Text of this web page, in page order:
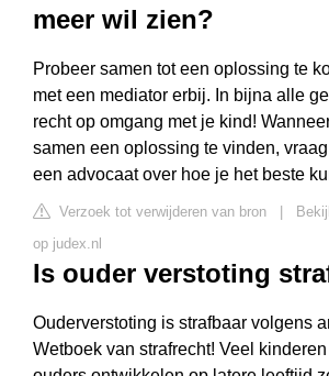
meer wil zien?
Probeer samen tot een oplossing te
met een mediator erbij. In bijna alle
recht op omgang met je kind!
samen een oplossing te vinden,
een advocaat over hoe je het beste
Verzoek tot verwijderen van bron
op judex.nl
Is ouder verstoting
Ouderverstoting is strafbaar volgens
Wetboek van strafrecht! Veel